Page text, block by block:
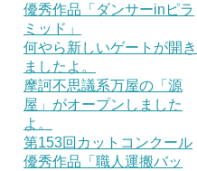
優秀作品「ダンサーinピラ
ミッド」
何やら新しいゲートが開き
ましたよ。
摩訶不思議系万屋の「源
屋」がオープンしました
よ。
第153回カットコンクール
優秀作品「職人運搬バッ